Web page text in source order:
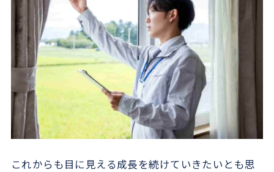
これからも目に見える成長を続けていきたいとも思